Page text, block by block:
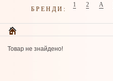
БРЕНДИ:
1 2 A
Товар не знайдено!